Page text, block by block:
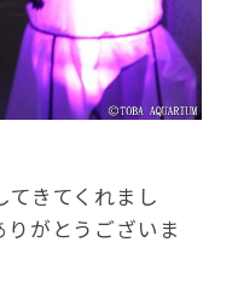
てきてくれまし
がとうございま